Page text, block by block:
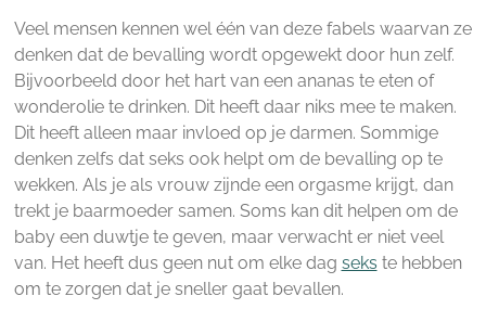
Veel mensen kennen wel één van deze fabels waarvan ze
denken dat de bevalling wordt opgewekt door hun zelf.
Bijvoorbeeld door het hart van een ananas te eten of
wonderolie te drinken. Dit heeft daar niks mee te maken.
Dit heeft alleen maar invloed op je darmen. Sommige
denken zelfs dat seks ook helpt om de bevalling op te
wekken. Als je als vrouw zijnde een orgasme krijgt, dan
trekt je baarmoeder samen. Soms kan dit helpen om de
baby een duwtje te geven, maar verwacht er niet veel
van. Het heeft dus geen nut om elke dag seks te hebben
om te zorgen dat je sneller gaat bevallen.